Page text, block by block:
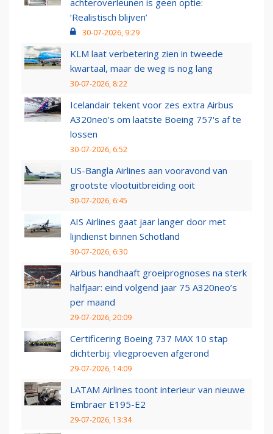
achteroverleunen is geen optie:
‘Realistisch blijven’
30-07-2026, 9:29
KLM laat verbetering zien in tweede
kwartaal, maar de weg is nog lang
30-07-2026, 8:22
Icelandair tekent voor zes extra Airbus
A320neo's om laatste Boeing 757's af te
lossen
30-07-2026, 6:52
US-Bangla Airlines aan vooravond van
grootste vlootuitbreiding ooit
30-07-2026, 6:45
AIS Airlines gaat jaar langer door met
lijndienst binnen Schotland
30-07-2026, 6:30
Airbus handhaaft groeiprognoses na sterk
halfjaar: eind volgend jaar 75 A320neo’s
per maand
29-07-2026, 20:09
Certificering Boeing 737 MAX 10 stap
dichterbij: vliegproeven afgerond
29-07-2026, 14:09
LATAM Airlines toont interieur van nieuwe
Embraer E195-E2
29-07-2026, 13:34